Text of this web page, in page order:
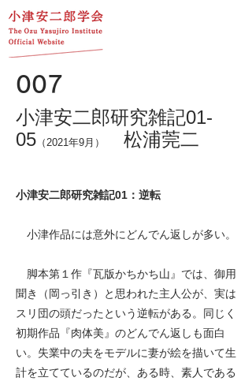
007
小津安二郎研究雑記01-
05 （2021年9月） 松浦莞二
小津安二郎研究雑記01：逆転
小津作品には意外にどんでん返しが多い。
脚本第１作『瓦版かちかち山』では、御用
聞き（岡っ引き）と思われた主人公が、実は
スリ団の頭だったという逆転がある。同じく
初期作品『肉体美』のどんでん返しも面白
い。失業中の夫をモデルに妻が絵を描いて生
計を立てているのだが、ある時、素人である